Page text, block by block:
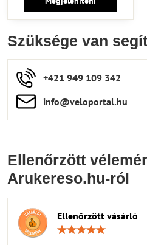
Szüksége van
+421 949 109 342
info​​@veloportal​.hu
Ellenőrzött
Arukereso.hu-ról
Ellenőrzött vásárló